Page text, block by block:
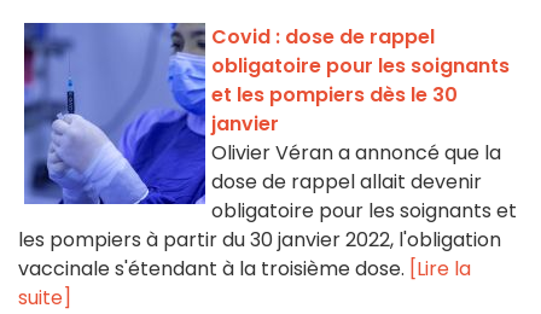
Covid : dose de rappel
obligatoire pour les soignants
et les pompiers dès le 30
janvier
Olivier Véran a annoncé que la
dose de rappel allait devenir
obligatoire pour les soignants et
les pompiers à partir du 30 janvier 2022, l'obligation
vaccinale s'étendant à la troisième dose. [Lire la
suite]